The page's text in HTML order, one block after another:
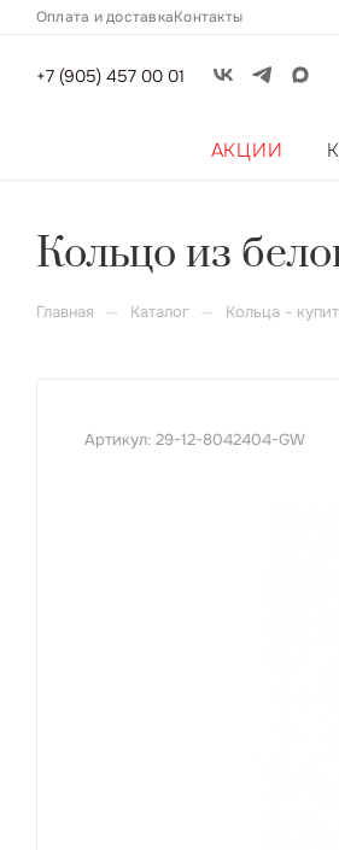
Оплата и доставкаКонтакты
+7 (905) 457 00 01
АКЦИИ
Кольцо из
Главная — Каталог — Кольца -
Артикул: 29-12-8042404-GW